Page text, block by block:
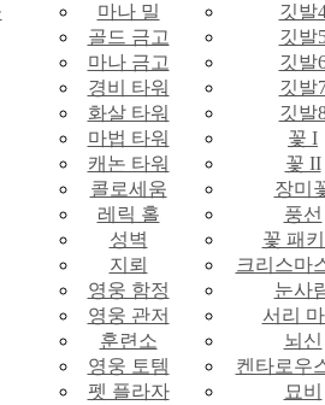
마나 밀
골드 금고
마나 금고
경비 타워
화살 타워
마법 타워
캐논 타워
콜로세움
레릭 홀
성벽
지뢰
영웅 함정
영웅 관저
훈련소
영웅 토템
펫 플라자
깃발
깃발
깃발
깃발
깃발
꽃 I
꽃 II
장미
풍선
꽃 패키
크리스마
눈사
서리
뇌신
켄타로우
묘비